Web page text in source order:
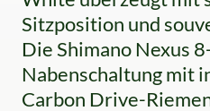
Sitzposition und
Die Shimano Nexus
Nabenschaltung mit
Carbon Drive-